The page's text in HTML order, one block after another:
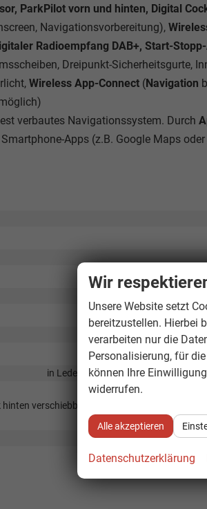
ParkPilot vorn und hinten, Digital
Navigationsvorbereitung),
Radioempfang DAB+, Start-
Dreipunkt-Sicherheitsgurte,
Wireless App-Connect (Navigation
verbautes Navigationssystem. Durch
Apps (z.B. Google Maps
in Leder, höhenverstellbar, mit
verschiebbar, Rücksitzbank hinten
Wir
Unsere Website setzt
bereitzustellen. Hierbei
verarbeiten nur die
Personalisierung, für
können Ihre
widerrufen.
Alle akzeptieren
Datenschutzerklärung